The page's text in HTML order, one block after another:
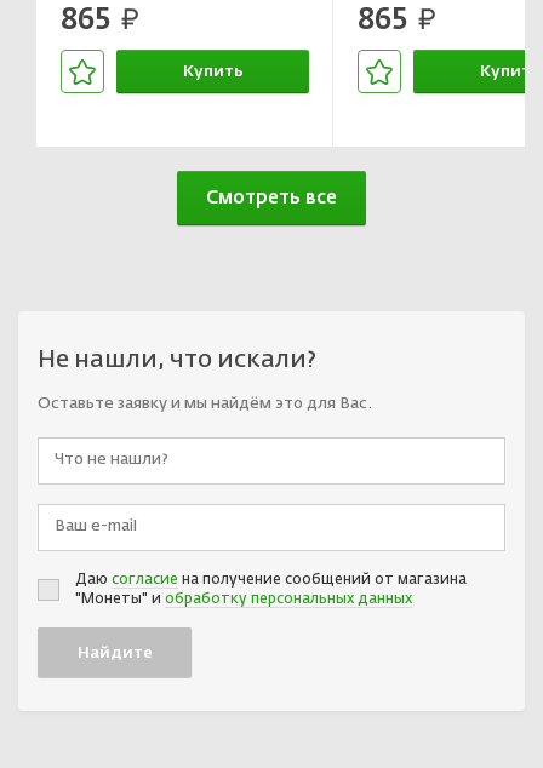
865 руб.
Купить
865 руб.
Купить
Смотреть все
Не нашли, что искали?
Оставьте заявку и мы найдём это для Вас.
Даю согласие на получение сообщений от магазина
"Монеты" и обработку персональных данных